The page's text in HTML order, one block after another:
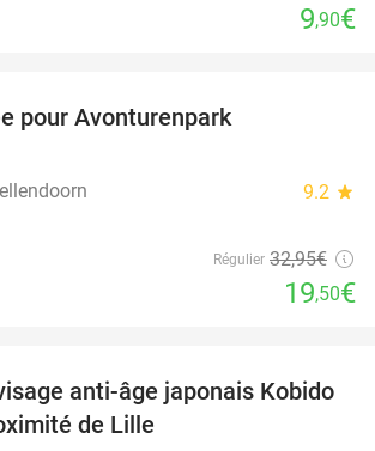
9,90€
pour Avonturenpark
9.2 star
Régulier 32,95€
19,50€
40%
anti-âge japonais Kobido
de Lille